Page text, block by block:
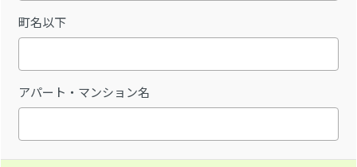
町名以下
アパート・マンション名